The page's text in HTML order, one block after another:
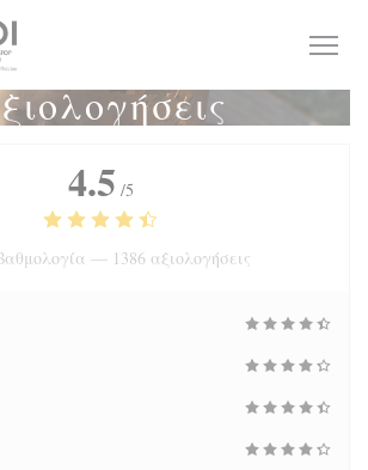
"Μπισκότων" (Cookies)
4.5 /5
— 1386 αξιολογήσεις